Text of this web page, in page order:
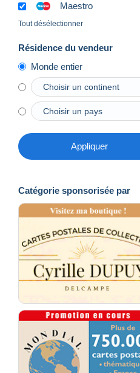
Maestro
Tout désélectionner
Résidence du vendeur
Monde entier
Appliquer
Catégorie sponsorisée par